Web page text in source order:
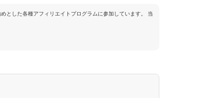
とした各種アフィリエイトプログラムに参加しています。 当